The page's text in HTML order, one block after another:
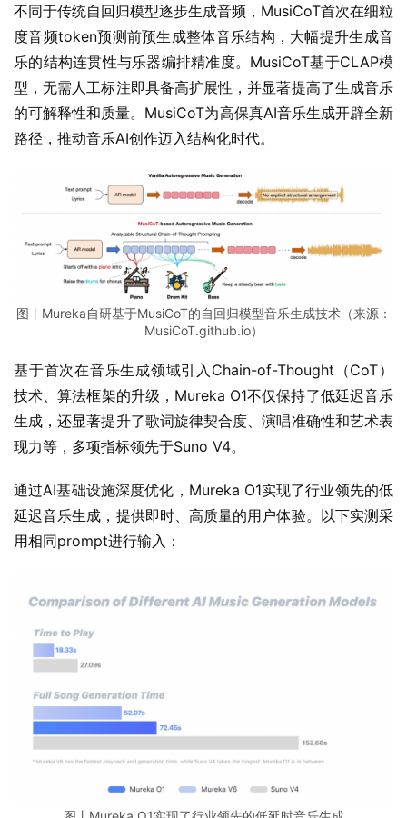
不同于传统自回归模型逐步生成音频，MusiCoT首次在细粒
度音频token预测前预生成整体音乐结构，大幅提升生成音
乐的结构连贯性与乐器编排精准度。MusiCoT基于CLAP模
型，无需人工标注即具备高扩展性，并显著提高了生成音乐
的可解释性和质量。MusiCoT为高保真AI音乐生成开辟全新
路径，推动音乐AI创作迈入结构化时代。
图丨Mureka自研基于MusiCoT的自回归模型音乐生成技术（来源：
MusiCoT.github.io）
基于首次在音乐生成领域引入Chain-of-Thought（CoT）
技术、算法框架的升级，Mureka O1不仅保持了低延迟音乐
生成，还显著提升了歌词旋律契合度、演唱准确性和艺术表
现力等，多项指标领先于Suno V4。
通过AI基础设施深度优化，Mureka O1实现了行业领先的低
延迟音乐生成，提供即时、高质量的用户体验。以下实测采
用相同prompt进行输入：